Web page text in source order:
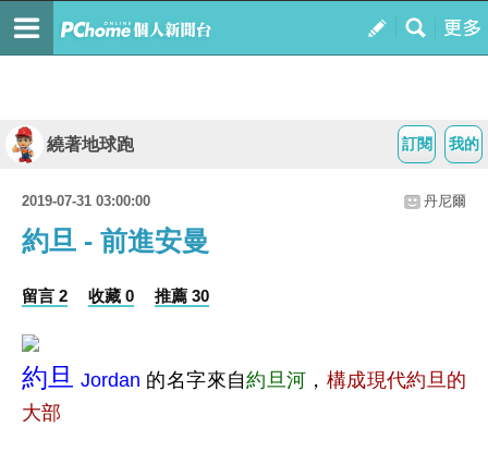
我的
訂閱
繞著地球跑
2019-07-31 03:00:00 丹尼爾
約旦 - 前進安曼
留言 2 收藏 0 推薦 30
約旦 Jordan 的名字來自約旦河 ， 構成現代約旦的
大部